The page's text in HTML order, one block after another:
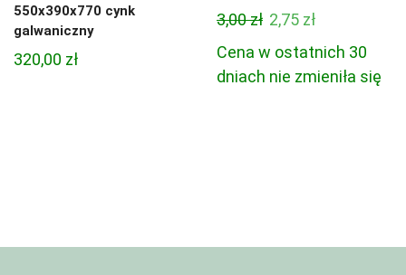
550x390x770 cynk
galwaniczny
320,00 zł
3,00zł Pierwotna
cena
wynosiła:
2,75 złAktualna
cena
wynosi:
Cena w ostatnich 30
dniach nie zmieniła się